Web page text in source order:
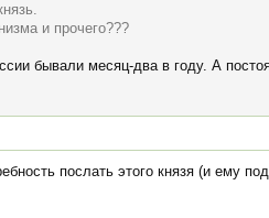
и прочего???
бывали месяц-два в году. А
послать этого князя (и ему